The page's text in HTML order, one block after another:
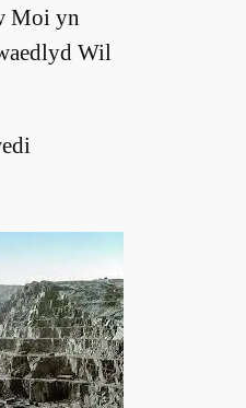
Moi yn
Wil